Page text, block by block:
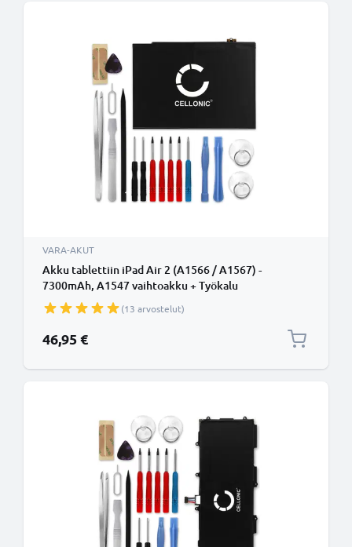
VARA-AKUT
Akku tablettiin iPad Air 2 (A1566 / A1567) -
7300mAh, A1547 vaihtoakku + Työkalu
(13 arvostelut)
46,95 €